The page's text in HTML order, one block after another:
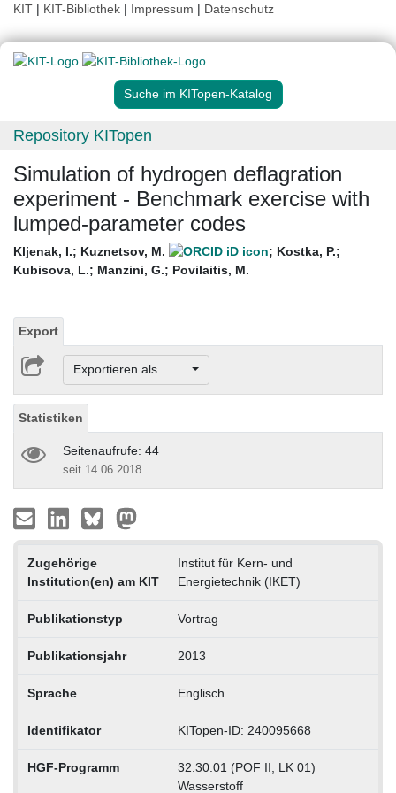
KIT | KIT-Bibliothek | Impressum | Datenschutz
Suche im KITopen-Katalog
Repository KITopen
Simulation of hydrogen deflagration
experiment - Benchmark exercise with
lumped-parameter codes
Kljenak, I.; Kuznetsov, M. ; Kostka, P.;
Kubisova, L.; Manzini, G.; Povilaitis, M.
Export
Exportieren als ...
Statistiken
Seitenaufrufe: 44
seit 14.06.2018
Zugehörige
Institution(en) am KIT
Institut für Kern- und
Energietechnik (IKET)
Publikationstyp Vortrag
Publikationsjahr 2013
Sprache Englisch
Identifikator KITopen-ID: 240095668
HGF-Programm
32.30.01 (POF II, LK 01)
Wasserstoff